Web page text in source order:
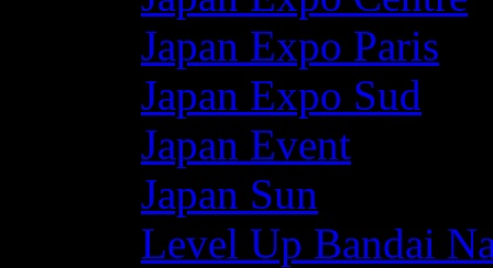
Japan Expo Paris
Japan Expo Sud
Japan Event
Japan Sun
Level Up Bandai